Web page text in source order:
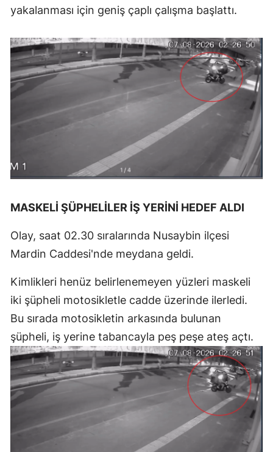
yakalanması için geniş çaplı çalışma başlattı.
MASKELİ ŞÜPHELİLER İŞ YERİNİ HEDEF ALDI
Olay, saat 02.30 sıralarında Nusaybin ilçesi
Mardin Caddesi'nde meydana geldi.
Kimlikleri henüz belirlenemeyen yüzleri maskeli
iki şüpheli motosikletle cadde üzerinde ilerledi.
Bu sırada motosikletin arkasında bulunan
şüpheli, iş yerine tabancayla peş peşe ateş açtı.